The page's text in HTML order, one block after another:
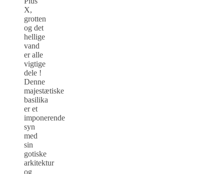
X,
grotten
og det
hellige
vand
er alle
vigtige
dele !
Denne
majestætiske
basilika
er et
imponerende
syn
med
sin
gotiske
arkitektur
og